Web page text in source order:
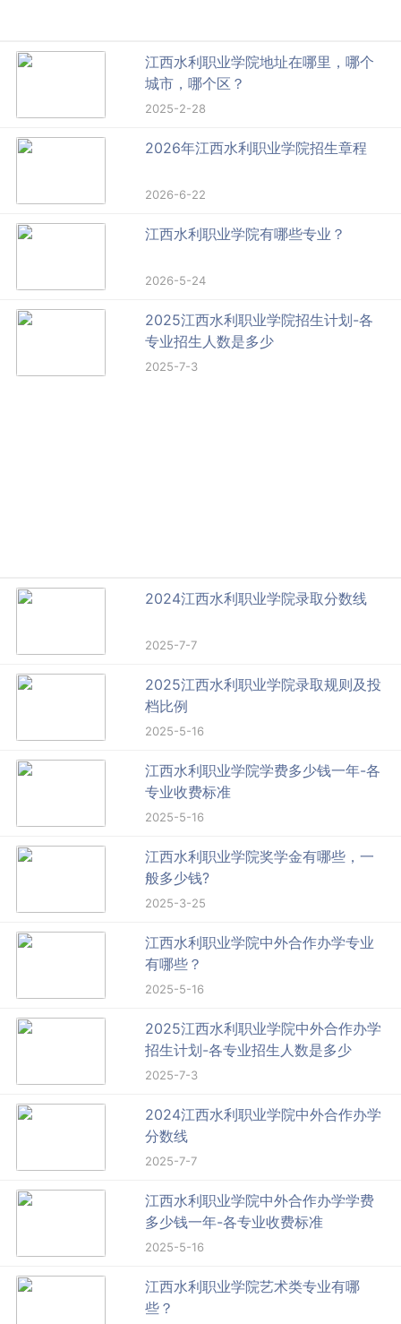
江西水利职业学院地址在哪里，哪个
城市，哪个区？
2025-2-28
2026年江西水利职业学院招生章程
2026-6-22
江西水利职业学院有哪些专业？
2026-5-24
2025江西水利职业学院招生计划-各
专业招生人数是多少
2025-7-3
2024江西水利职业学院录取分数线
2025-7-7
2025江西水利职业学院录取规则及投
档比例
2025-5-16
江西水利职业学院学费多少钱一年-各
专业收费标准
2025-5-16
江西水利职业学院奖学金有哪些，一
般多少钱?
2025-3-25
江西水利职业学院中外合作办学专业
有哪些？
2025-5-16
2025江西水利职业学院中外合作办学
招生计划-各专业招生人数是多少
2025-7-3
2024江西水利职业学院中外合作办学
分数线
2025-7-7
江西水利职业学院中外合作办学学费
多少钱一年-各专业收费标准
2025-5-16
江西水利职业学院艺术类专业有哪
些？